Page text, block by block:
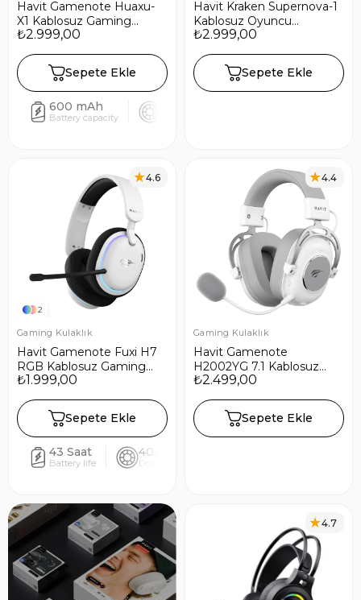
Havit Gamenote Huaxu-
X1 Kablosuz Gaming
Oyuncu Kulaklığı - Beyaz
₺2.999,00
Sepete Ekle
600 mAh
Battery capacity
Havit Kraken Supernova-1
Kablosuz Oyuncu
Kulaklığı | 7.1 Surround
+ Type-C + AUX Bağlantı
₺2.999,00
Sepete Ekle
2
4.6
Gaming Kulaklık
Havit Gamenote Fuxi H7
RGB Kablosuz Gaming
Oyuncu Kulaklığı - Beyaz
₺1.999,00
Sepete Ekle
43 Saat
Battery life
40mm
Driver size
4.4
Gaming Kulaklık
Havit Gamenote
H2002YG 7.1 Kablosuz
Mikrofonlu Gaming
₺2.499,00
Sepete Ekle
4.7